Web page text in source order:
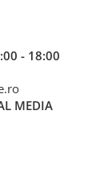
- 18:00
MEDIA